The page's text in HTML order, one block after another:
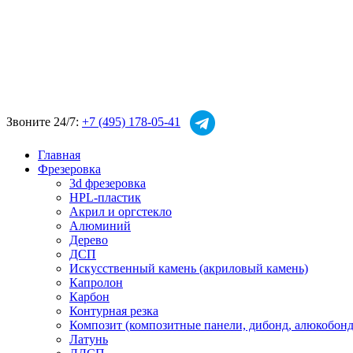
Звоните 24/7: +7 (495) 178-05-41
Главная
Фрезеровка
3d фрезеровка
HPL-пластик
Акрил и оргстекло
Алюминий
Дерево
ДСП
Искусственный камень (акриловый камень)
Капролон
Карбон
Контурная резка
Композит (композитные панели, дибонд,
Латунь